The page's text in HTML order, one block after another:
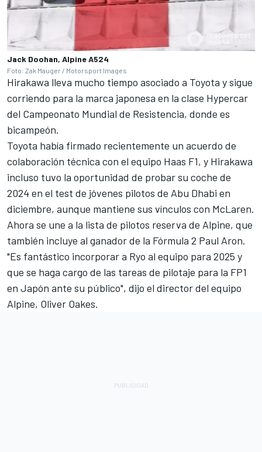
Jack Doohan, Alpine A524
Foto: Zak Mauger / Motorsport Images
Hirakawa lleva mucho tiempo asociado a Toyota y sigue
corriendo para la marca japonesa en la clase Hypercar
del Campeonato Mundial de Resistencia, donde es
bicampeón.
Toyota había firmado recientemente un acuerdo de
colaboración técnica con el equipo Haas F1, y Hirakawa
incluso tuvo la oportunidad de probar su coche de
2024 en el test de jóvenes pilotos de Abu Dhabi en
diciembre, aunque mantiene sus vínculos con McLaren.
Ahora se une a la lista de pilotos reserva de Alpine, que
también incluye al ganador de la Fórmula 2 Paul Aron.
"Es fantástico incorporar a Ryo al equipo para 2025 y
que se haga cargo de las tareas de pilotaje para la FP1
en Japón ante su público", dijo el director del equipo
Alpine, Oliver Oakes.